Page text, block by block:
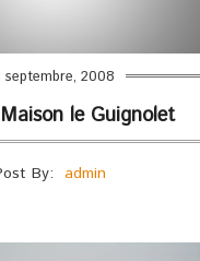
septembre, 2008
le Guignolet
By: admin